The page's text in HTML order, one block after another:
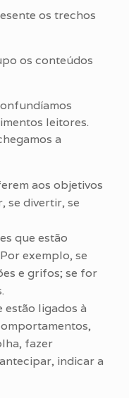
os trechos
os conteúdos
leitores.
a
aos objetivos
se divertir, se
que estão
exemplo, se
e grifos; se for
ligados à
fazer
indicar a